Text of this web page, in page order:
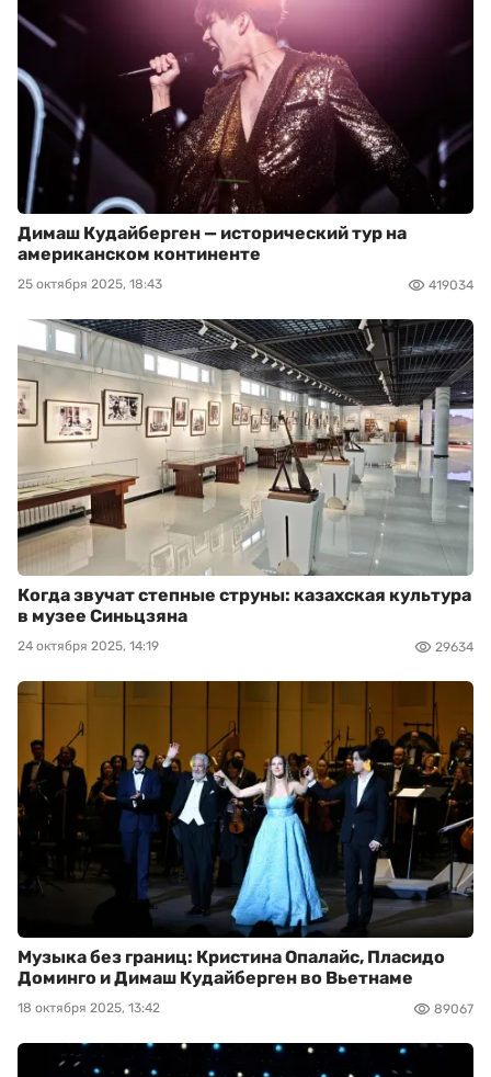
Димаш Кудайберген — исторический тур на
американском континенте
25 октября 2025, 18:43 419034
Когда звучат степные струны: казахская культура
в музее Синьцзяна
24 октября 2025, 14:19 29634
Музыка без границ: Кристина Опалайс, Пласидо
Доминго и Димаш Кудайберген во Вьетнаме
18 октября 2025, 13:42 89067